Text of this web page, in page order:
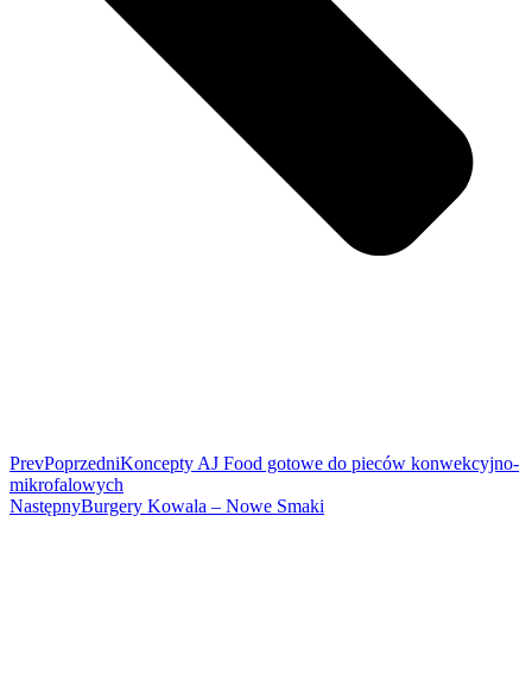
PrevPoprzedniKoncepty AJ Food gotowe do pieców konwekcyjno-
mikrofalowych
NastępnyBurgery Kowala – Nowe Smaki